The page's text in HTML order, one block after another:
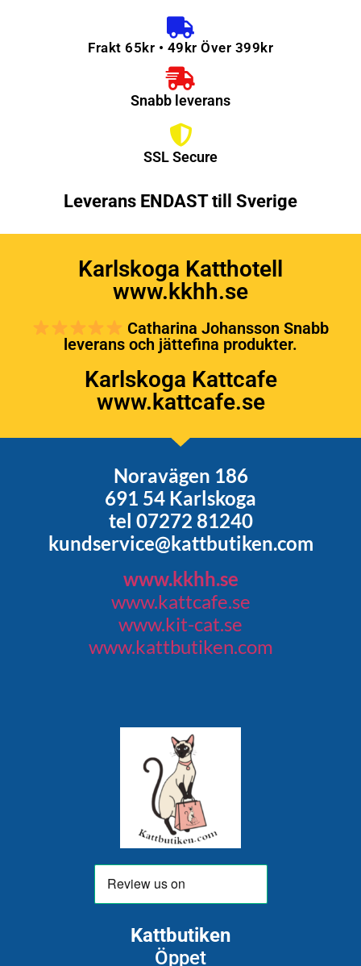
Frakt 65kr • 49kr Över 399kr
Snabb leverans
SSL Secure
Leverans ENDAST till Sverige
Karlskoga Katthotell
www.kkhh.se
Catharina Johansson Snabb
leverans och jättefina produkter.
Karlskoga Kattcafe
www.kattcafe.se
Noravägen 186
691 54 Karlskoga
tel 07272 81240
kundservice@kattbutiken.com
www.kkhh.se
www.kattcafe.se
www.kit-cat.se
www.kattbutiken.com
Kattbutiken
Öppet